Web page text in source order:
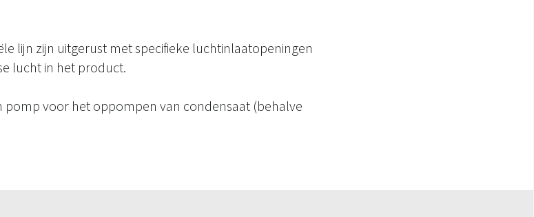
lijn zijn uitgerust met specifieke luchtinlaatopeningen
lucht in het product.
pomp voor het oppompen van condensaat (behalve